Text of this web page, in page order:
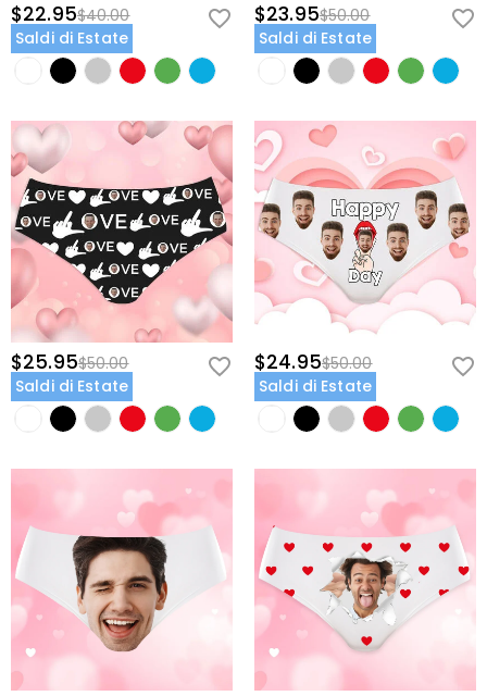
$22.95$40.00
Saldi di Estate
$23.95$50.00
Saldi di Estate
$25.95$50.00
Saldi di Estate
$24.95$50.00
Saldi di Estate